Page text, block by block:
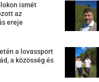
ismét
az
ereje
a lovassport
a közösség és